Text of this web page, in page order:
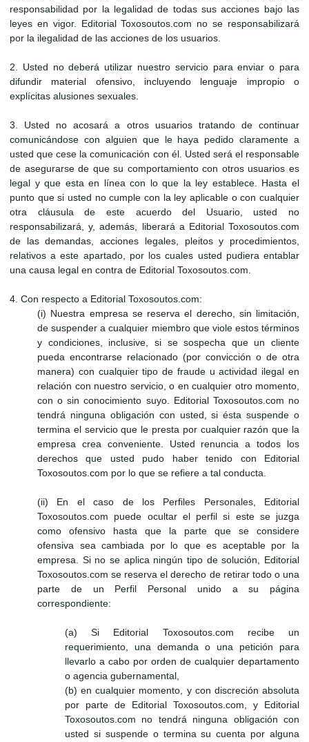
responsabilidad por la legalidad de todas sus acciones bajo las
leyes en vigor. Editorial Toxosoutos.com no se responsabilizará
por la ilegalidad de las acciones de los usuarios.
2. Usted no deberá utilizar nuestro servicio para enviar o para
difundir material ofensivo, incluyendo lenguaje impropio o
explícitas alusiones sexuales.
3. Usted no acosará a otros usuarios tratando de continuar
comunicándose con alguien que le haya pedido claramente a
usted que cese la comunicación con él. Usted será el responsable
de asegurarse de que su comportamiento con otros usuarios es
legal y que esta en línea con lo que la ley establece. Hasta el
punto que si usted no cumple con la ley aplicable o con cualquier
otra cláusula de este acuerdo del Usuario, usted no
responsabilizará, y, además, liberará a Editorial Toxosoutos.com
de las demandas, acciones legales, pleitos y procedimientos,
relativos a este apartado, por los cuales usted pudiera entablar
una causa legal en contra de Editorial Toxosoutos.com.
4. Con respecto a Editorial Toxosoutos.com:
(i) Nuestra empresa se reserva el derecho, sin limitación,
de suspender a cualquier miembro que viole estos términos
y condiciones, inclusive, si se sospecha que un cliente
pueda encontrarse relacionado (por convicción o de otra
manera) con cualquier tipo de fraude u actividad ilegal en
relación con nuestro servicio, o en cualquier otro momento,
con o sin conocimiento suyo. Editorial Toxosoutos.com no
tendrá ninguna obligación con usted, si ésta suspende o
termina el servicio que le presta por cualquier razón que la
empresa crea conveniente. Usted renuncia a todos los
derechos que usted pudo haber tenido con Editorial
Toxosoutos.com por lo que se refiere a tal conducta.
(ii) En el caso de los Perfiles Personales, Editorial
Toxosoutos.com puede ocultar el perfil si este se juzga
como ofensivo hasta que la parte que se considere
ofensiva sea cambiada por lo que es aceptable por la
empresa. Si no se aplica ningún tipo de solución, Editorial
Toxosoutos.com se reserva el derecho de retirar todo o una
parte de un Perfil Personal unido a su página
correspondiente:
(a) Si Editorial Toxosoutos.com recibe un
requerimiento, una demanda o una petición para
llevarlo a cabo por orden de cualquier departamento
o agencia gubernamental,
(b) en cualquier momento, y con discreción absoluta
por parte de Editorial Toxosoutos.com, y Editorial
Toxosoutos.com no tendrá ninguna obligación con
usted si suspende o termina su cuenta por alguna